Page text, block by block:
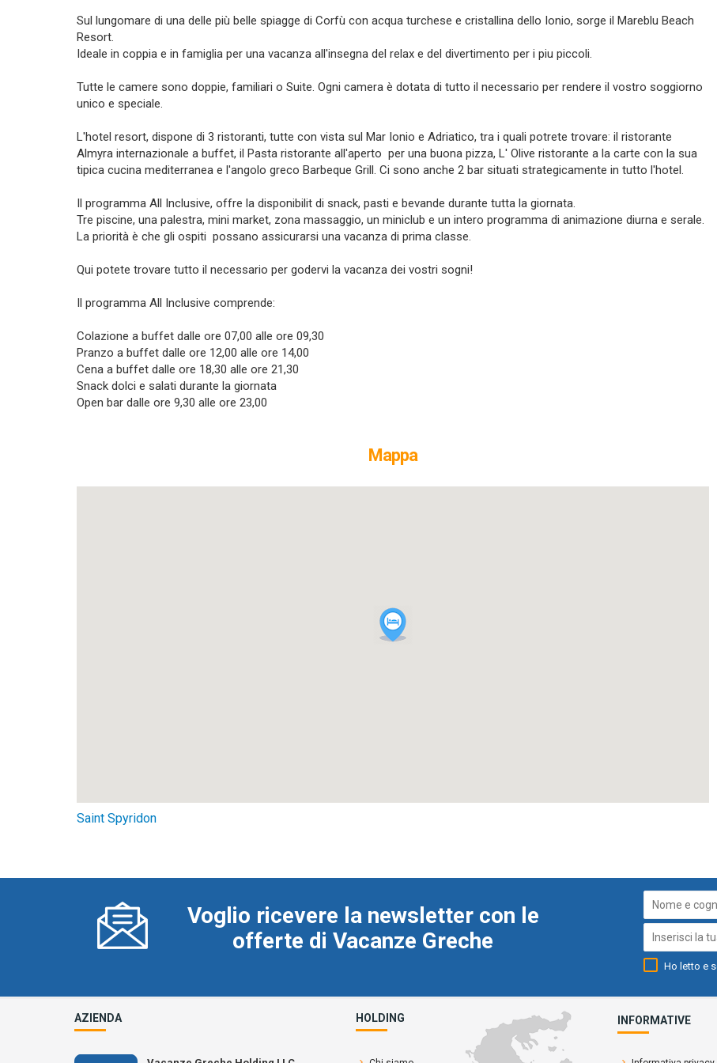
Sul lungomare di una delle più belle spiagge di Corfù con acqua turchese e cristallina dello Ionio, sorge il Mareblu Beach
Resort.
Ideale in coppia e in famiglia per una vacanza all'insegna del relax e del divertimento per i piu piccoli.
Tutte le camere sono doppie, familiari o Suite. Ogni camera è dotata di tutto il necessario per rendere il vostro soggiorno
unico e speciale.
L'hotel resort, dispone di 3 ristoranti, tutte con vista sul Mar Ionio e Adriatico, tra i quali potrete trovare: il ristorante
Almyra internazionale a buffet, il Pasta ristorante all'aperto per una buona pizza, L' Olive ristorante a la carte con la sua
tipica cucina mediterranea e l'angolo greco Barbeque Grill. Ci sono anche 2 bar situati strategicamente in tutto l'hotel.
Il programma All Inclusive, offre la disponibilit di snack, pasti e bevande durante tutta la giornata.
Tre piscine, una palestra, mini market, zona massaggio, un miniclub e un intero programma di animazione diurna e serale.
La priorità è che gli ospiti possano assicurarsi una vacanza di prima classe.
Qui potete trovare tutto il necessario per godervi la vacanza dei vostri sogni!
Il programma All Inclusive comprende:
Colazione a buffet dalle ore 07,00 alle ore 09,30
Pranzo a buffet dalle ore 12,00 alle ore 14,00
Cena a buffet dalle ore 18,30 alle ore 21,30
Snack dolci e salati durante la giornata
Open bar dalle ore 9,30 alle ore 23,00
Mappa
Saint Spyridon
Ho letto e
Voglio ricevere la newsletter con le
offerte di Vacanze Greche
AZIENDA HOLDING INFORMATIVE